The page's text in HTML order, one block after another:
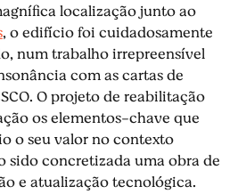
localização junto ao
, o edifício foi cuidadosamente
num trabalho irrepreensível
com as cartas de
O projeto de reabilitação
os elementos-chave que
o seu valor no contexto
sido concretizada uma obra de
e atualização tecnológica.